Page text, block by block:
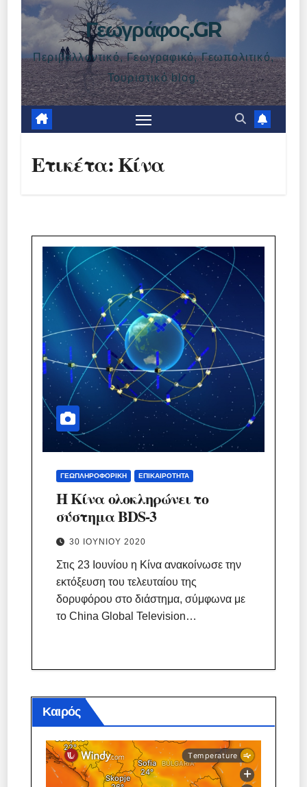
Γεωγράφος.GR
Περιβαλλοντικό, Γεωγραφικό, Γεωπολιτικό,
Τουριστικό blog.
Ετικέτα:Κίνα
ΓΕΩΠΛΗΡΟΦΟΡΙΚΉ ΕΠΙΚΑΙΡΌΤΗΤΑ
Η Κίνα ολοκληρώνει το
σύστημα BDS-3
30 ΙΟΥΝΊΟΥ 2020
Στις 23 Ιουνίου η Κίνα ανακοίνωσε την
εκτόξευση του τελευταίου της
δορυφόρου στο διάστημα, σύμφωνα με
το China Global Television…
Καιρός